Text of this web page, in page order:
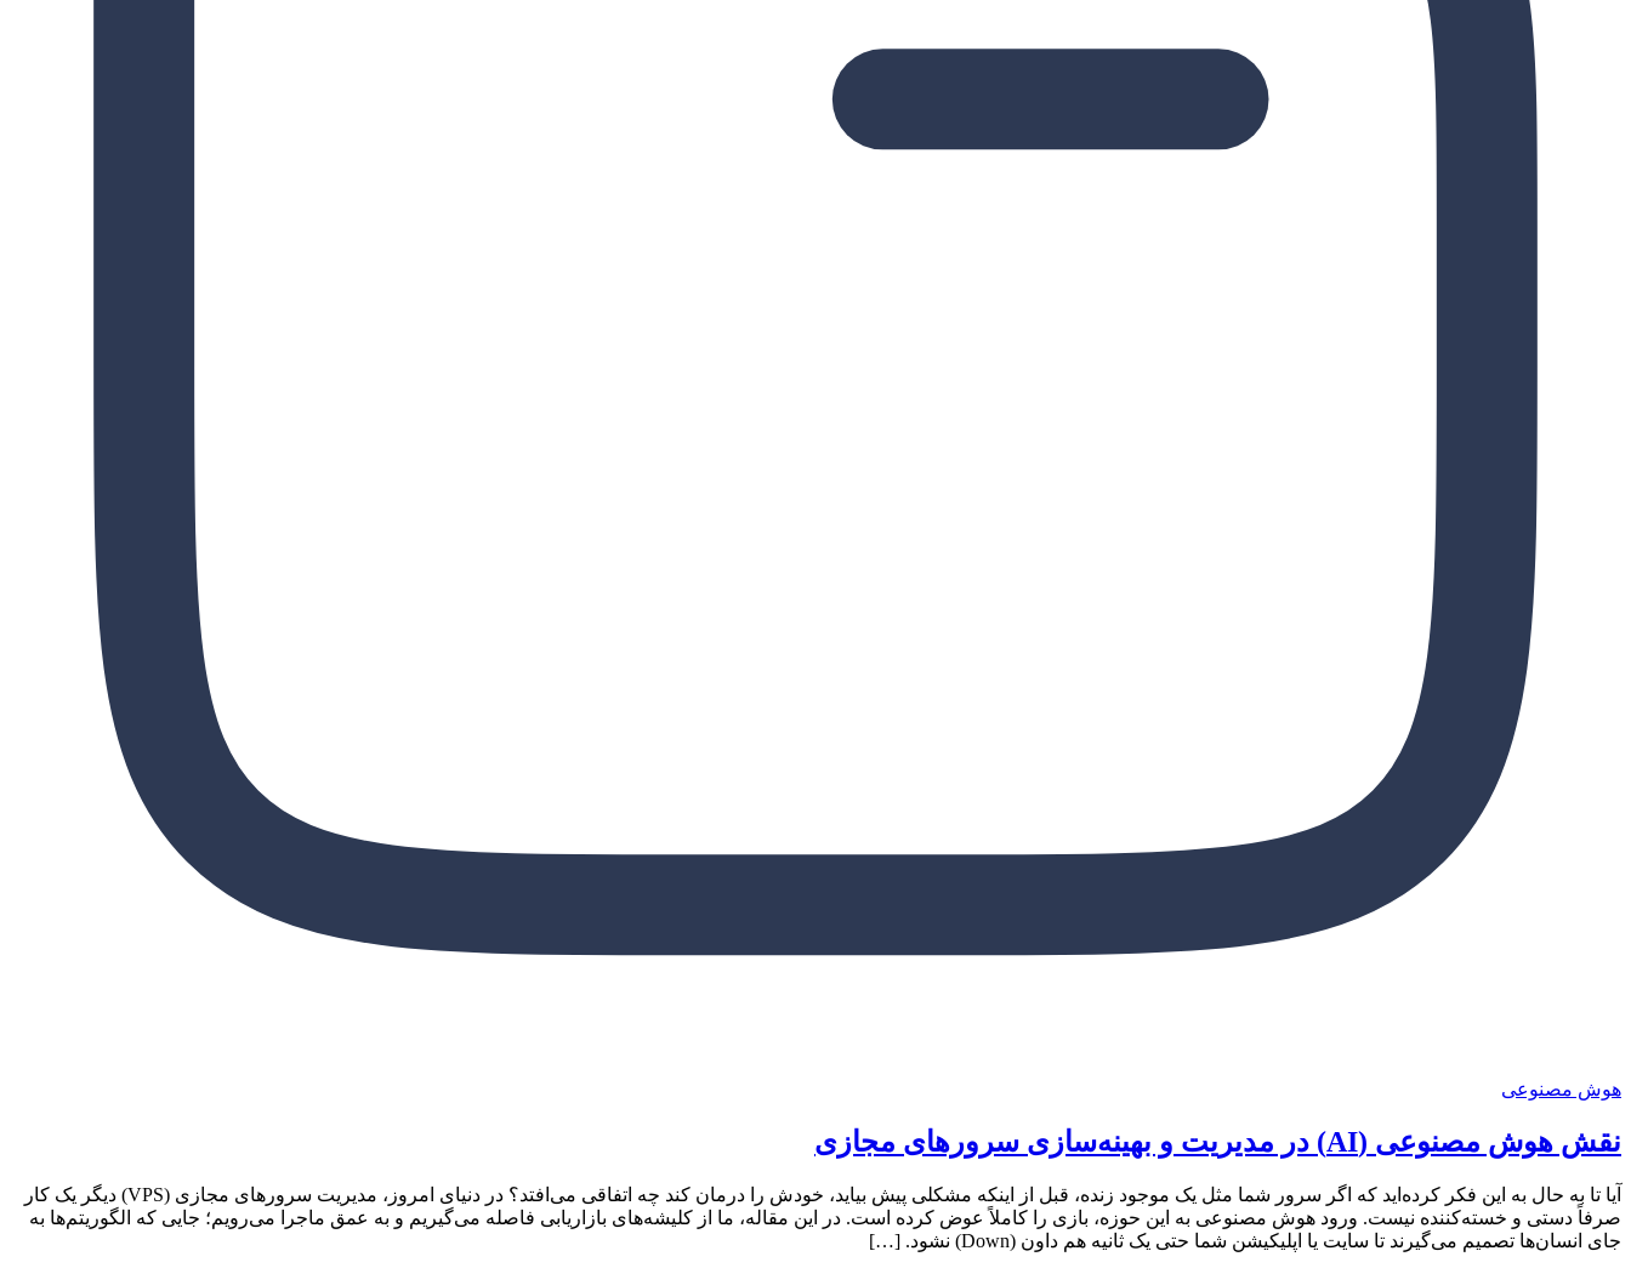
هوش مصنوعی
نقش هوش مصنوعی (AI) در مدیریت و بهینه‌سازی سرورهای مجازی
آیا تا به حال به این فکر کرده‌اید که اگر سرور شما مثل یک موجود زنده، قبل از اینکه مشکلی پیش بیاید، خودش را درمان کند چه اتفاقی می‌افتد؟ در دنیای امروز، مدیریت سرورهای مجازی (VPS) دیگر یک کار
صرفاً دستی و خسته‌کننده نیست. ورود هوش مصنوعی به این حوزه، بازی را کاملاً عوض کرده است. در این مقاله، ما از کلیشه‌های بازاریابی فاصله می‌گیریم و به عمق ماجرا می‌رویم؛ جایی که الگوریتم‌ها به
جای انسان‌ها تصمیم می‌گیرند تا سایت یا اپلیکیشن شما حتی یک ثانیه هم داون (Down) نشود. […]